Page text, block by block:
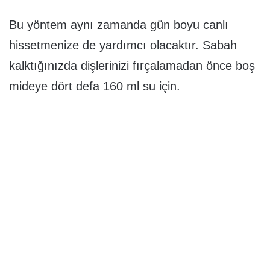
Bu yöntem aynı zamanda gün boyu canlı
hissetmenize de yardımcı olacaktır. Sabah
kalktığınızda dişlerinizi fırçalamadan önce boş
mideye dört defa 160 ml su için.